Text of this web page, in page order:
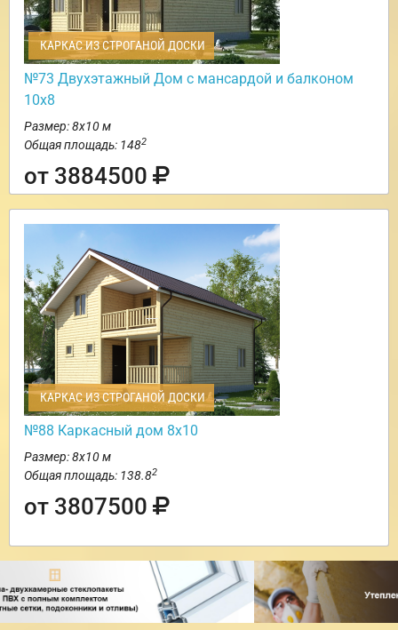
КАРКАС ИЗ СТРОГАНОЙ ДОСКИ
№73 Двухэтажный Дом с мансардой и балконом
10х8
Размер: 8х10 м
Общая площадь: 1482
от 3884500
КАРКАС ИЗ СТРОГАНОЙ ДОСКИ
№88 Каркасный дом 8х10
Размер: 8х10 м
Общая площадь: 138.82
от 3807500